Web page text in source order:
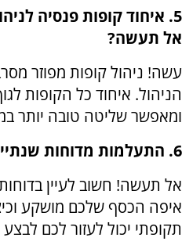
5. איחוד קופות פנסיה
אל תעשה?
עשה! ניהול קופות מפוזר
הניהול. איחוד כל הקופות
ומאפשר שליטה טובה יותר
6. התעלמות מדוחות שנתיים - עשה או אל תעשה?
אל תעשה! חשוב לעיין
איפה הכסף שלכם מושקע
תקופתי יכול לעזור לכם